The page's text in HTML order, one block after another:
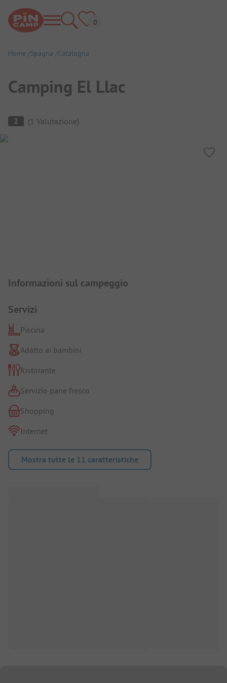
Home Spagna Catalogna
Camping El Llac
Panoramica del campeggio
2 (1 Valutazione)
Informazioni sul campeggio
Servizi
Piscina
Adatto ai bambini
Ristorante
Servizio pane fresco
Shopping
Internet
Mostra tutte le 11 caratteristiche